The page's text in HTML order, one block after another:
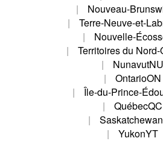
Nouveau-
Terre-Neuve-et-
Nouvelle-
Territoires du Nord-
NunavutNU
OntarioON
Île-du-Prince-
QuébecQC
Saskatchewan
YukonYT